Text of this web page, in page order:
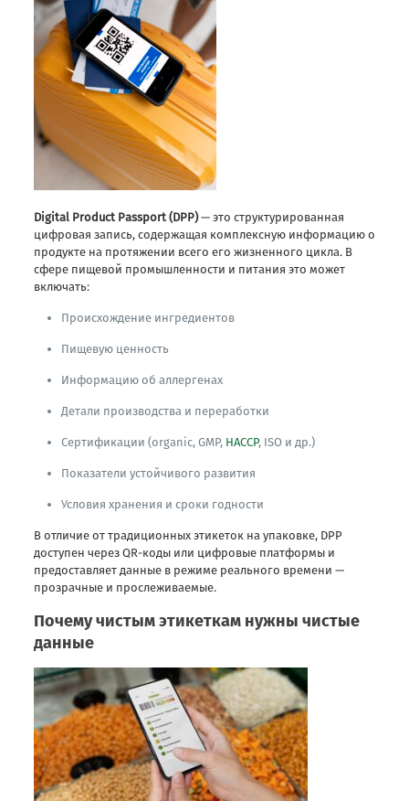
Digital Product Passport (DPP)— это структурированная
цифровая запись, содержащая комплексную информацию о
продукте на протяжении всего его жизненного цикла. В
сфере пищевой промышленности и питания это может
включать:
Происхождение ингредиентов
Пищевую ценность
Информацию об аллергенах
Детали производства и переработки
Сертификации (organic, GMP, HACCP, ISO и др.)
Показатели устойчивого развития
Условия хранения и сроки годности
В отличие от традиционных этикеток на упаковке, DPP
доступен через QR-коды или цифровые платформы и
предоставляет данные в режиме реального времени —
прозрачные и прослеживаемые.
Почему чистым этикеткам нужны чистые
данные